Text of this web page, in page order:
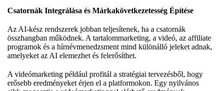
Csatornák Integrálása és Márkakövetkezetesség Építése
Az AI-kész rendszerek jobban teljesítenek, ha a csatornák
összhangban működnek. A tartalommarketing, a videó, az affiliate
programok és a hírnévmenedzsment mind különálló jeleket adnak,
amelyeket az AI elemezhet és felerősíthet.
A videómarketing például profitál a stratégiai tervezésből, hogy
erősebb eredményeket érjen el a platformokon. Egy nyilvános